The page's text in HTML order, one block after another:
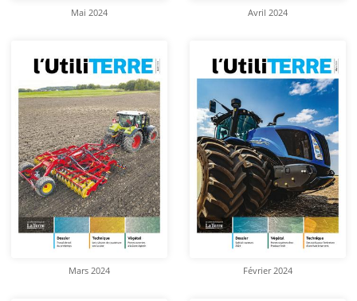
Mai 2024 Avril 2024
Mars 2024 Février 2024